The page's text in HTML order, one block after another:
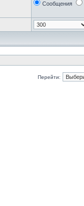
Сообщения
Перейти: